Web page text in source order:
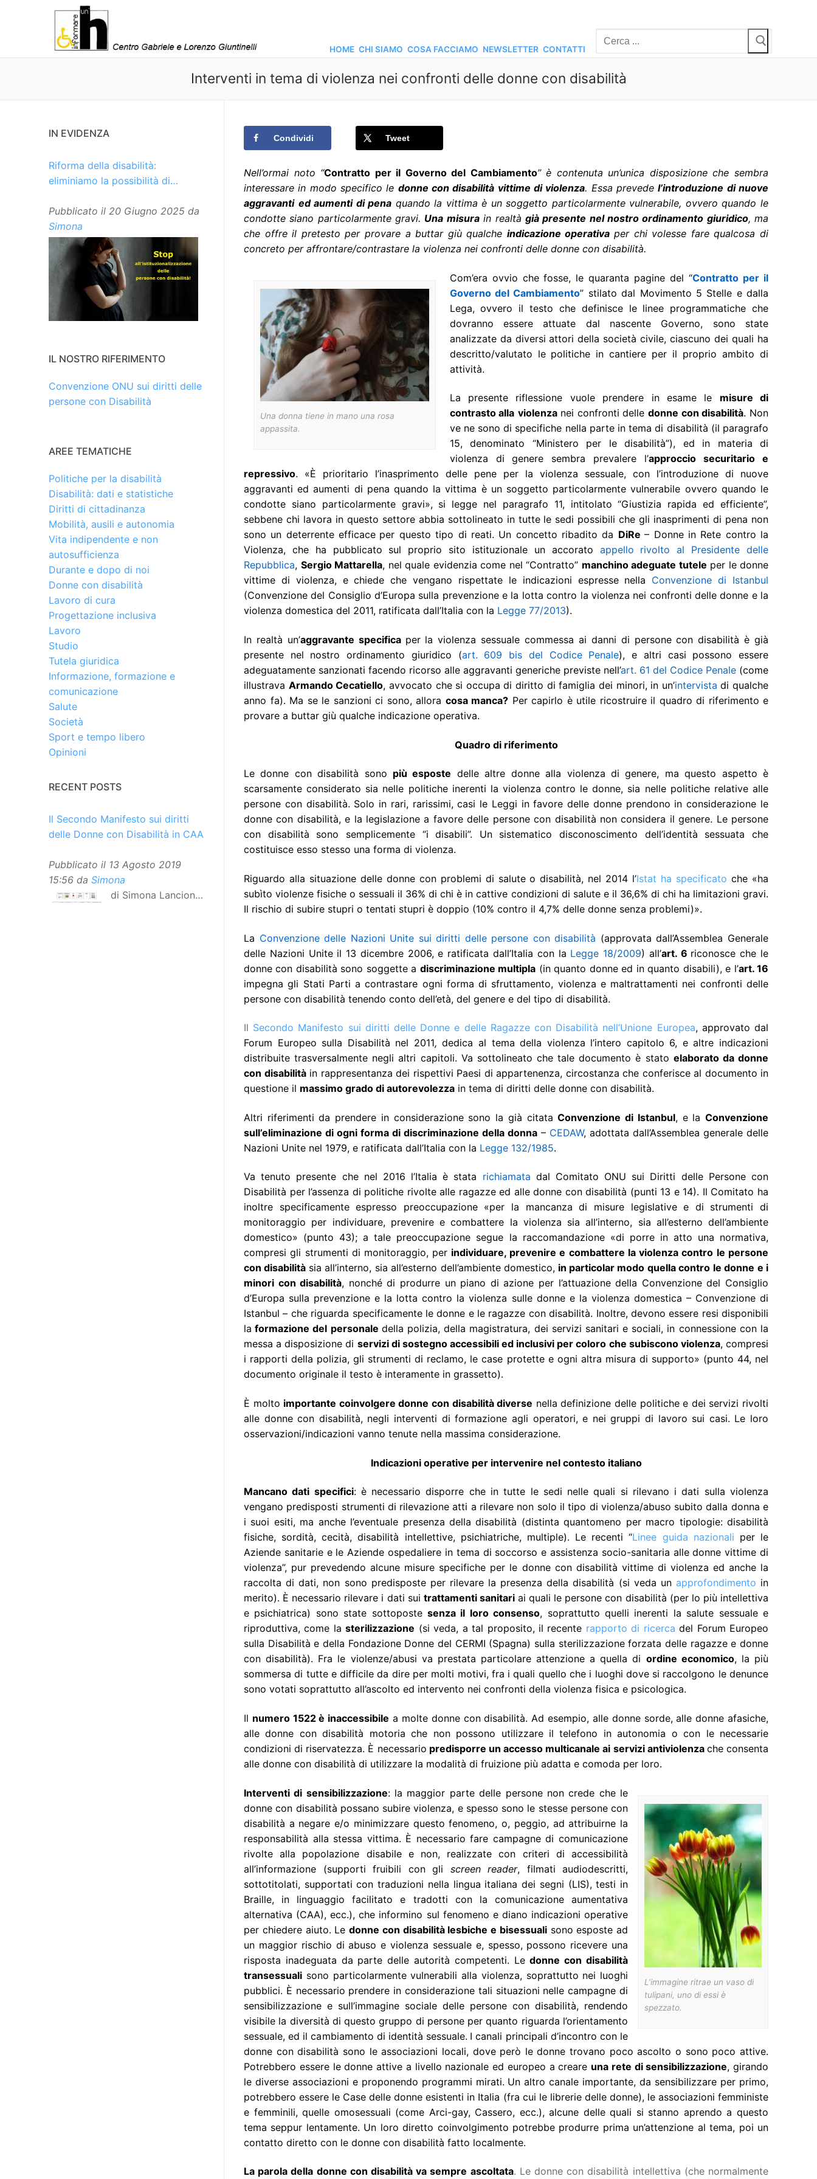
HOME CHI SIAMO COSA FACCIAMO NEWSLETTER CONTATTI
Cerca:
Interventi in tema di violenza nei confronti delle donne con disabilità
Condividi Tweet
Nell’ormai noto “Contratto per il Governo del Cambiamento” è contenuta un’unica disposizione che sembra
interessare in modo specifico le donne con disabilità vittime di violenza. Essa prevedel’introduzione di nuove
aggravanti ed aumenti di pena quando la vittima è un soggetto particolarmente vulnerabile, ovvero quando le
condotte siano particolarmente gravi. Una misurain realtà già presente nel nostro ordinamento giuridico, ma
che offre il pretesto per provare a buttar giù qualche indicazione operativaper chi volesse fare qualcosa di
concreto per affrontare/contrastare la violenza nei confronti delle donne con disabilità.
Una donna tiene in mano una rosa
appassita.
Com’era ovvio che fosse, le quaranta pagine del “Contratto per il
Governo del Cambiamento” stilato dal Movimento 5 Stelle e dalla
Lega, ovvero il testo che definisce le linee programmatiche che
dovranno essere attuate dal nascente Governo, sono state
analizzate da diversi attori della società civile, ciascuno dei quali ha
descritto/valutato le politiche in cantiere per il proprio ambito di
attività.
La presente riflessione vuole prendere in esame le misure di
contrasto alla violenza nei confronti delle donne con disabilità. Non
ve ne sono di specifiche nella parte in tema di disabilità (il paragrafo
15, denominato “Ministero per le disabilità”), ed in materia di
violenza di genere sembra prevalere l’approccio securitario e
repressivo. «È prioritario l’inasprimento delle pene per la violenza sessuale, con l’introduzione di nuove
aggravanti ed aumenti di pena quando la vittima è un soggetto particolarmente vulnerabile ovvero quando le
condotte siano particolarmente gravi», si legge nel paragrafo 11, intitolato “Giustizia rapida ed efficiente”,
sebbene chi lavora in questo settore abbia sottolineato in tutte le sedi possibili che gli inasprimenti di pena non
sono un deterrente efficace per questo tipo di reati. Un concetto ribadito da DiRe– Donne in Rete contro la
Violenza, che ha pubblicato sul proprio sito istituzionale un accorato appello rivolto al Presidente delle
Repubblica, Sergio Mattarella, nel quale evidenzia come nel “Contratto” manchino adeguate tutele per le donne
vittime di violenza, e chiede che vengano rispettate le indicazioni espresse nella Convenzione di Istanbul
(Convenzione del Consiglio d’Europa sulla prevenzione e la lotta contro la violenza nei confronti delle donne e la
violenza domestica del 2011, ratificata dall’Italia con la Legge 77/2013).
In realtà un’aggravante specifica per la violenza sessuale commessa ai danni di persone con disabilità è già
presente nel nostro ordinamento giuridico (art. 609 bis del Codice Penale), e altri casi possono essere
adeguatamente sanzionati facendo ricorso alle aggravanti generiche previste nell’art. 61 del Codice Penale (come
illustrava Armando Cecatiello, avvocato che si occupa di diritto di famiglia dei minori, in un’intervista di qualche
anno fa). Ma se le sanzioni ci sono, allora cosa manca? Per capirlo è utile ricostruire il quadro di riferimento e
provare a buttar giù qualche indicazione operativa.
Quadro di riferimento
Le donne con disabilità sono più esposte delle altre donne alla violenza di genere, ma questo aspetto è
scarsamente considerato sia nelle politiche inerenti la violenza contro le donne, sia nelle politiche relative alle
persone con disabilità. Solo in rari, rarissimi, casi le Leggi in favore delle donne prendono in considerazione le
donne con disabilità, e la legislazione a favore delle persone con disabilità non considera il genere. Le persone
con disabilità sono semplicemente “i disabili”. Un sistematico disconoscimento dell’identità sessuata che
costituisce esso stesso una forma di violenza.
Riguardo alla situazione delle donne con problemi di salute o disabilità, nel 2014 l’Istat ha specificato che «ha
subìto violenze fisiche o sessuali il 36% di chi è in cattive condizioni di salute e il 36,6% di chi ha limitazioni gravi.
Il rischio di subire stupri o tentati stupri è doppio (10% contro il 4,7% delle donne senza problemi)».
La Convenzione delle Nazioni Unite sui diritti delle persone con disabilità (approvata dall’Assemblea Generale
delle Nazioni Unite il 13 dicembre 2006, e ratificata dall’Italia con la Legge 18/2009) all’art. 6 riconosce che le
donne con disabilità sono soggette a discriminazione multipla (in quanto donne ed in quanto disabili), e l’art. 16
impegna gli Stati Parti a contrastare ogni forma di sfruttamento, violenza e maltrattamenti nei confronti delle
persone con disabilità tenendo conto dell’età, del genere e del tipo di disabilità.
Il Secondo Manifesto sui diritti delle Donne e delle Ragazze con Disabilità nell’Unione Europea, approvato dal
Forum Europeo sulla Disabilità nel 2011,dedica al tema della violenza l’intero capitolo 6, e altre indicazioni
distribuite trasversalmente negli altri capitoli. Va sottolineato che tale documento è stato elaborato da donne
con disabilitàin rappresentanza dei rispettivi Paesi di appartenenza, circostanza che conferisce al documento in
questione il massimo grado di autorevolezza in tema di diritti delle donne con disabilità.
Altri riferimenti da prendere in considerazione sono la già citataConvenzione di Istanbul, e laConvenzione
sull’eliminazione di ogni forma di discriminazione della donna – CEDAW, adottata dall’Assemblea generale delle
Nazioni Unite nel 1979, e ratificata dall’Italia con la Legge 132/1985.
Va tenuto presente che nel 2016 l’Italia è stata richiamata dal Comitato ONU sui Diritti delle Persone con
Disabilità per l’assenza di politiche rivolte alle ragazze ed alle donne con disabilità (punti 13 e 14). Il Comitato ha
inoltre specificamente espresso preoccupazione «per la mancanza di misure legislative e di strumenti di
monitoraggio per individuare, prevenire e combattere la violenza sia all’interno, sia all’esterno dell’ambiente
domestico» (punto 43); a tale preoccupazione segue la raccomandazione «di porre in atto una normativa,
compresi gli strumenti di monitoraggio, per individuare, prevenire e combattere la violenza contro le persone
con disabilità sia all’interno, sia all’esterno dell’ambiente domestico, in particolar modo quella contro le donne e i
minori con disabilità, nonché di produrre un piano di azione per l’attuazione della Convenzione del Consiglio
d’Europa sulla prevenzione e la lotta contro la violenza sulle donne e la violenza domestica – Convenzione di
Istanbul – che riguarda specificamente le donne e le ragazze con disabilità. Inoltre, devono essere resi disponibili
la formazione del personale della polizia, della magistratura, dei servizi sanitari e sociali, in connessione con la
messa a disposizione di servizi di sostegno accessibili ed inclusivi per coloro che subiscono violenza, compresi
i rapporti della polizia, gli strumenti di reclamo, le case protette e ogni altra misura di supporto» (punto 44, nel
documento originale il testo è interamente in grassetto).
È molto importante coinvolgere donne con disabilità diverse nella definizione delle politiche e dei servizi rivolti
alle donne con disabilità, negli interventi di formazione agli operatori, e nei gruppi di lavoro sui casi. Le loro
osservazioni/indicazioni vanno tenute nella massima considerazione.
Indicazioni operative per intervenire nel contesto italiano
Mancano dati specifici: è necessario disporre che in tutte le sedi nelle quali si rilevano i dati sulla violenza
vengano predisposti strumenti di rilevazione atti a rilevare non solo il tipo di violenza/abuso subito dalla donna e
i suoi esiti, ma anche l’eventuale presenza della disabilità (distinta quantomeno per macro tipologie: disabilità
fisiche, sordità, cecità, disabilità intellettive, psichiatriche, multiple). Le recenti “Linee guida nazionali per le
Aziende sanitarie e le Aziende ospedaliere in tema di soccorso e assistenza socio-sanitaria alle donne vittime di
violenza”, pur prevedendo alcune misure specifiche per le donne con disabilità vittime di violenza ed anche la
raccolta di dati, non sono predisposte per rilevare la presenza della disabilità (si veda un approfondimento in
merito). È necessario rilevare i dati sui trattamenti sanitariai quali le persone con disabilità (per lo più intellettiva
e psichiatrica) sono state sottoposte senza il loro consenso, soprattutto quelli inerenti la salute sessuale e
riproduttiva, come lasterilizzazione (si veda, a tal proposito, il recente rapporto di ricerca del Forum Europeo
sulla Disabilità e della Fondazione Donne del CERMI (Spagna) sulla sterilizzazione forzata delle ragazze e donne
con disabilità). Fra le violenze/abusi va prestata particolare attenzione a quella di ordine economico, la più
sommersa di tutte e difficile da dire per molti motivi, fra i quali quello che i luoghi dove si raccolgono le denunce
sono votati soprattutto all’ascolto ed intervento nei confronti della violenza fisica e psicologica.
Il numero 1522 è inaccessibile a molte donne con disabilità. Ad esempio, alle donne sorde, alle donne afasiche,
alle donne con disabilità motoria che non possono utilizzare il telefono in autonomia o con le necessarie
condizioni di riservatezza. È necessario predisporre un accesso multicanale ai servizi antiviolenza che consenta
alle donne con disabilità di utilizzare la modalità di fruizione più adatta e comoda per loro.
L’immagine ritrae un vaso di
tulipani, uno di essi è
spezzato.
Interventi di sensibilizzazione: la maggior parte delle persone non crede che le
donne con disabilità possano subire violenza, e spesso sono le stesse persone con
disabilità a negare e/o minimizzare questo fenomeno, o, peggio, ad attribuirne la
responsabilità alla stessa vittima. È necessario fare campagne di comunicazione
rivolte alla popolazione disabile e non, realizzate con criteri di accessibilità
all’informazione (supporti fruibili con gli screen reader, filmati audiodescritti,
sottotitolati, supportati con traduzioni nella lingua italiana dei segni (LIS), testi in
Braille, in linguaggio facilitato e tradotti con la comunicazione aumentativa
alternativa (CAA), ecc.), che informino sul fenomeno e diano indicazioni operative
per chiedere aiuto. Le donne con disabilità lesbiche e bisessualisono esposte ad
un maggior rischio di abuso e violenza sessuale e, spesso, possono ricevere una
risposta inadeguata da parte delle autorità competenti. Ledonne con disabilità
transessuali sono particolarmente vulnerabili alla violenza, soprattutto nei luoghi
pubblici. È necessario prendere in considerazione tali situazioni nelle campagne di
sensibilizzazione e sull’immagine sociale delle persone con disabilità, rendendo
visibile la diversità di questo gruppo di persone per quanto riguarda l’orientamento
sessuale, ed il cambiamento di identità sessuale. I canali principali d’incontro con le
donne con disabilità sono le associazioni locali, dove però le donne trovano poco ascolto o sono poco attive.
Potrebbero essere le donne attive a livello nazionale ed europeo a creare una rete di sensibilizzazione, girando
le diverse associazioni e proponendo programmi mirati. Un altro canale importante, da sensibilizzare per primo,
potrebbero essere le Case delle donne esistenti in Italia (fra cui le librerie delle donne), le associazioni femministe
e femminili, quelle omosessuali (come Arci-gay, Cassero, ecc.), alcune delle quali si stanno aprendo a questo
tema seppur lentamente. Un loro diretto coinvolgimento potrebbe produrre prima un’attenzione al tema, poi un
contatto diretto con le donne con disabilità fatto localmente.
La parola della donne con disabilità va sempre ascoltata. Le donne con disabilità intellettiva (che normalmente
IN EVIDENZA
Riforma della disabilità:
eliminiamo la possibilità di
Pubblicato il 20 Giugno 2025 da
Simona
IL NOSTRO RIFERIMENTO
Convenzione ONU sui diritti delle
persone con Disabilità
AREE TEMATICHE
Politiche per la disabilità
Disabilità: dati e statistiche
Diritti di cittadinanza
Mobilità, ausili e autonomia
Vita indipendente e non
autosufficienza
Durante e dopo di noi
Donne con disabilità
Lavoro di cura
Progettazione inclusiva
Lavoro
Studio
Tutela giuridica
Informazione, formazione e
comunicazione
Salute
Società
Sport e tempo libero
Opinioni
RECENT POSTS
Il Secondo Manifesto sui diritti
delle Donne con Disabilità in CAA
Pubblicato il 13 Agosto 2019
15:56 da Simona
di Simona Lancioni,